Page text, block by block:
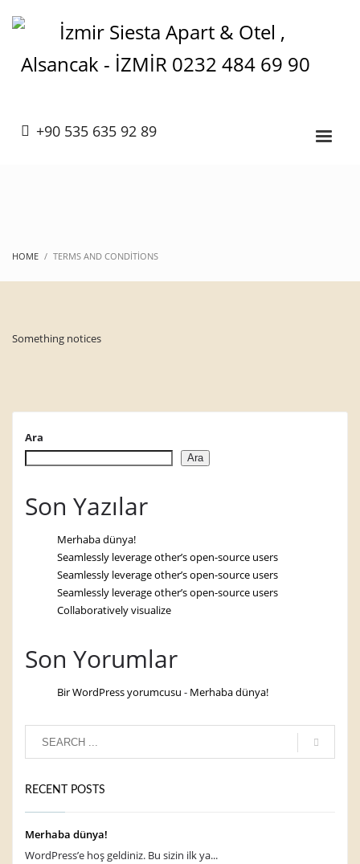
+90 535 635 92 89
HOME TERMS AND CONDITIONS
Something notices
Ara
Ara
Son Yazılar
Merhaba dünya!
Seamlessly leverage other’s open-source users
Seamlessly leverage other’s open-source users
Seamlessly leverage other’s open-source users
Collaboratively visualize
Son Yorumlar
Bir WordPress yorumcusu - Merhaba dünya!
RECENT POSTS
Merhaba dünya!
WordPress’e hoş geldiniz. Bu sizin ilk ya...